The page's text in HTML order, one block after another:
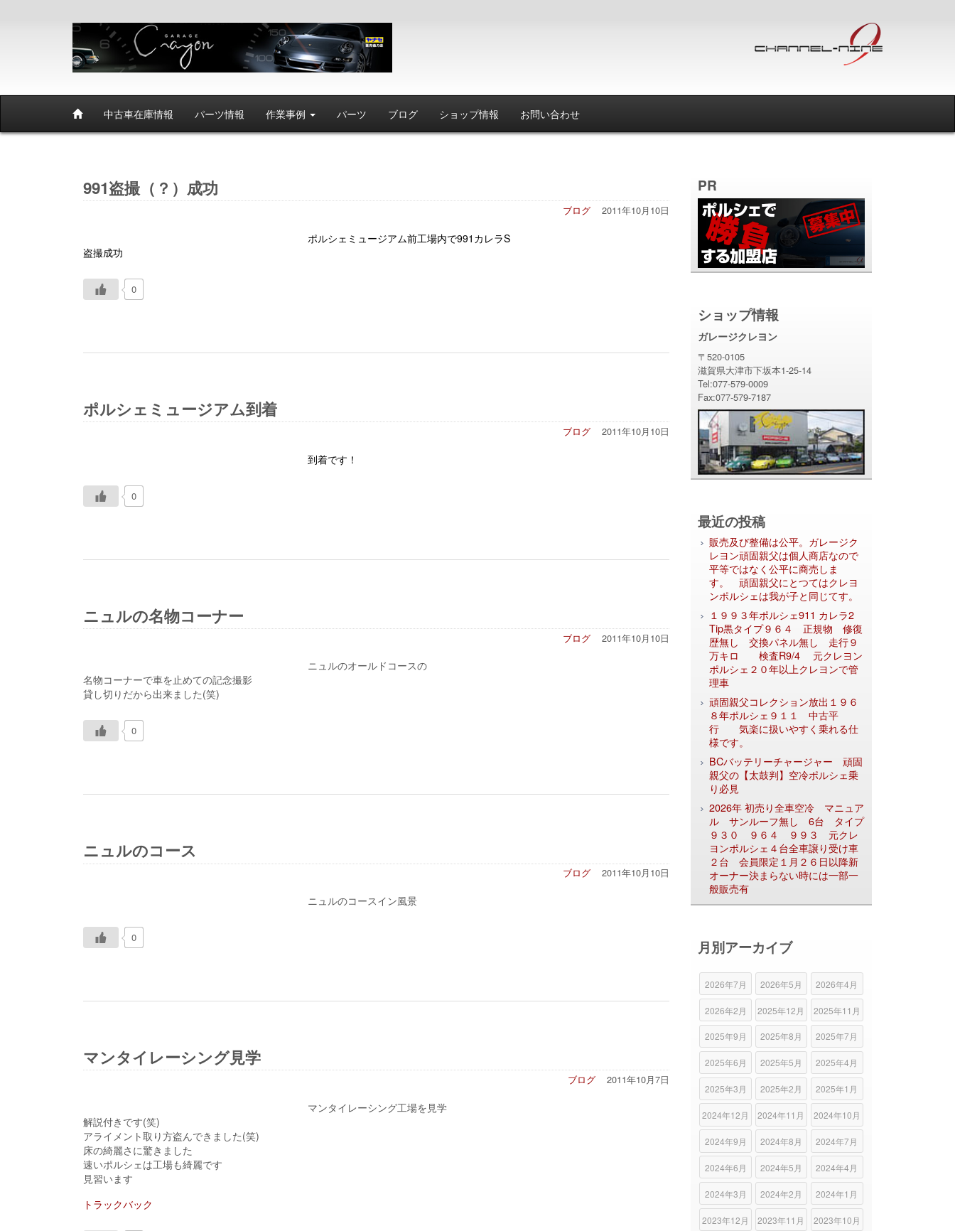
中古車在庫情報 パーツ情報 作業事例 パーツ ブログ ショップ情報 お問い合わせ
991盗撮（？）成功
2011年10月10日
ブログ
ポルシェミュージアム前工場内で991カレラS
盗撮成功
0
ポルシェミュージアム到着
2011年10月10日
ブログ
到着です！
0
ニュルの名物コーナー
2011年10月10日
ブログ
ニュルのオールドコースの
名物コーナーで車を止めての記念撮影
貸し切りだから出来ました(笑)
0
ニュルのコース
2011年10月10日
ブログ
ニュルのコースイン風景
0
マンタイレーシング見学
2011年10月7日
ブログ
マンタイレーシング工場を見学
解説付きです(笑)
アライメント取り方盗んできました(笑)
床の綺麗さに驚きました
速いポルシェは工場も綺麗です
見習います
トラックバック
PR
ショップ情報
ガレージクレヨン
〒520-0105
滋賀県大津市下坂本1-25-14
Tel:077-579-0009
Fax:077-579-7187
最近の投稿
販売及び整備は公平。ガレージク
レヨン頑固親父は個人商店なので
平等ではなく公平に商売しま
す。 頑固親父にとつてはクレヨ
ンポルシェは我が子と同じてす。
１９９３年ポルシェ911 カレラ2
Tip黒タイプ９６４ 正規物 修復
歴無し 交換パネル無し 走行９
万キロ 検査R9/4 元クレヨン
ポルシェ２０年以上クレヨンで管
理車
頑固親父コレクション放出１９６
８年ポルシェ９１１ 中古平
行 気楽に扱いやすく乗れる仕
様です。
BCバッテリーチャージャー 頑固
親父の【太鼓判】空冷ポルシェ乗
り必見
2026年 初売り全車空冷 マニュア
ル サンルーフ無し 6台 タイプ
９３０ ９６４ ９９３ 元クレ
ヨンポルシェ４台全車譲り受け車
２台 会員限定１月２６日以降新
オーナー決まらない時には一部一
般販売有
月別アーカイブ
2026年7月 2026年5月 2026年4月
2026年2月 2025年12月 2025年11月
2025年9月 2025年8月 2025年7月
2025年6月 2025年5月 2025年4月
2025年3月 2025年2月 2025年1月
2024年12月 2024年11月 2024年10月
2024年9月 2024年8月 2024年7月
2024年6月 2024年5月 2024年4月
2024年3月 2024年2月 2024年1月
2023年12月 2023年11月 2023年10月